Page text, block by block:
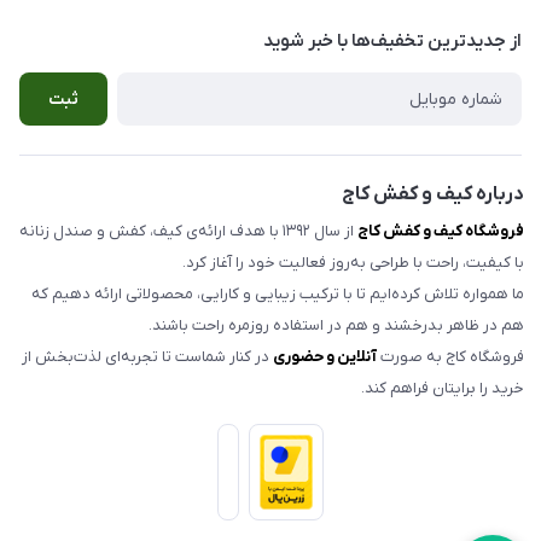
کیف زنانه
مدلهای تک سایز و حراجی
راهنمای سفارش
تماس با ما
از جدید‌ترین تخفیف‌ها با‌ خبر شوید
ثبت
درباره کیف و کفش کاج
فروشگاه کیف و کفش کاج
از سال ۱۳۹۲ با هدف ارائه‌ی کیف، کفش و صندل زنانه
با کیفیت، راحت با طراحی به‌روز فعالیت خود را آغاز کرد.
ما همواره تلاش کرده‌ایم تا با ترکیب زیبایی و کارایی، محصولاتی ارائه دهیم که
هم در ظاهر بدرخشند و هم در استفاده روزمره راحت باشند.
فروشگاه کاج به صورتآنلاین و حضوری در کنار شماست تا تجربه‌ای لذت‌بخش از
خرید را برایتان فراهم کند.